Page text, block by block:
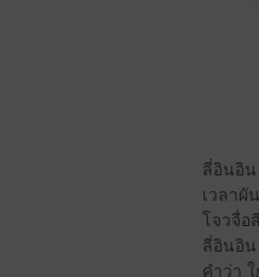
ลี่อินอิน
เวลาผั
โจวจื่อ
ลี่อินอิน
คำว่า